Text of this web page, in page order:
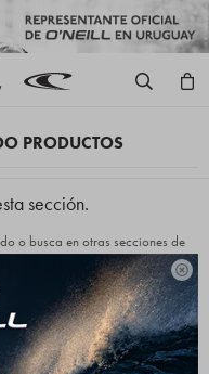

PRODUCTOS
sección.
o busca en otras secciones de
filtros